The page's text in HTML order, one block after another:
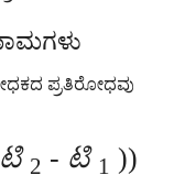
ಪ್ರತಿರೋಧವು
ಟಿ 2 - ಟಿ 1 ))